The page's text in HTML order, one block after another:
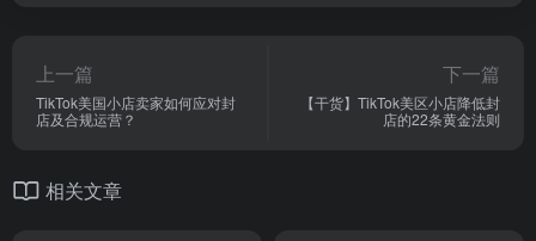
上一篇
TikTok美国小店卖家如何应对封
店及合规运营？
下一篇
【干货】TikTok美区小店降低封
店的22条黄金法则
相关文章